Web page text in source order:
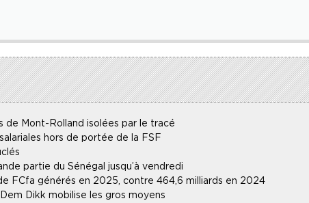
de Mont-Rolland isolées par le tracé
hors de portée de la FSF
partie du Sénégal jusqu’à vendredi
FCfa générés en 2025, contre 464,6 milliards en 2024
Dikk mobilise les gros moyens